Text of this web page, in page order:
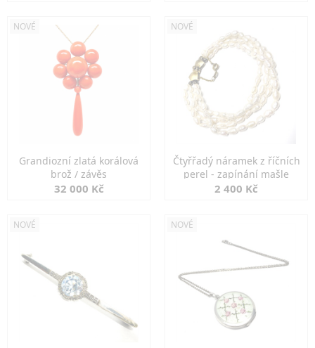
NOVÉ
Grandiozní zlatá korálová
brož / závěs
32 000 Kč
NOVÉ
Čtyřřadý náramek z říčních
perel - zapínání mašle
2 400 Kč
NOVÉ NOVÉ